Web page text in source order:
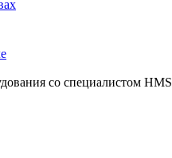
со специалистом HMS